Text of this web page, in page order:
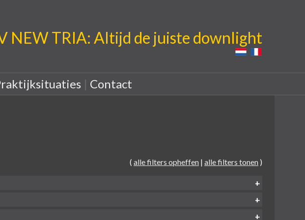
NEW TRIA: Altijd de juiste downlight
| Contact
( alle filters opheffen | alle filters tonen )